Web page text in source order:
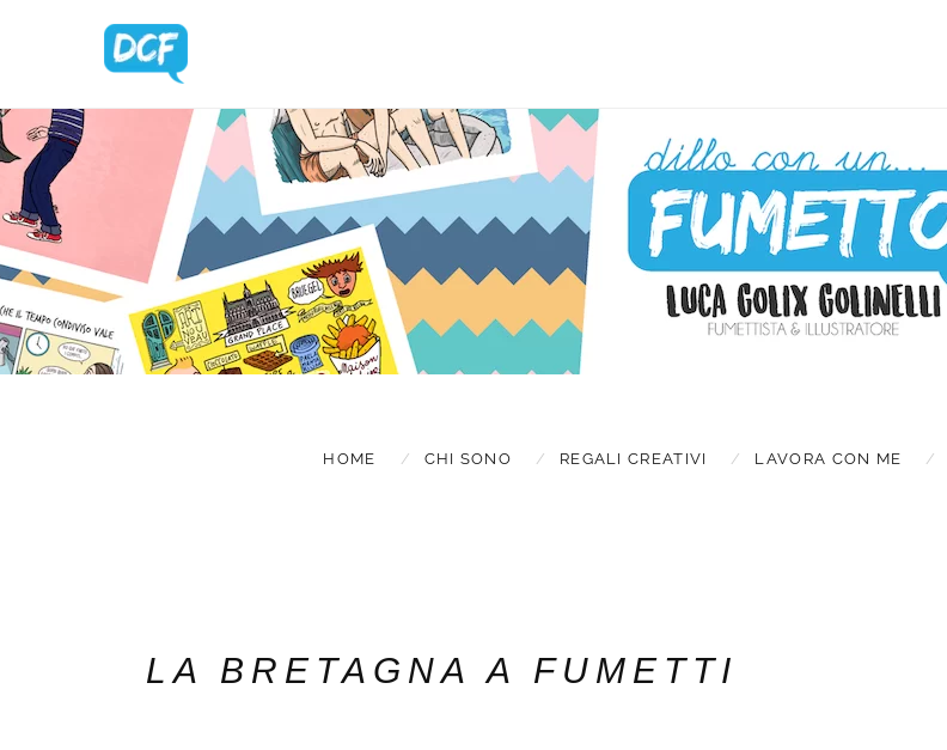
BLOG UPDATES
HOME CHI SONO REGALI CREATIVI LAVORA CON ME
LA BRETAGNA A FUMETTI